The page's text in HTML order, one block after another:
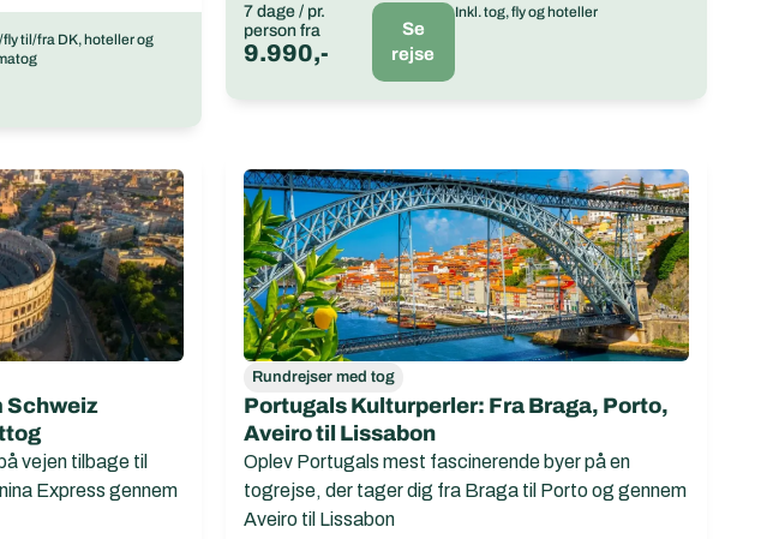
fly til/fra DK, hoteller og
7 dage / pr.
person fra
9.990,-
Se
rejse
Inkl. tog, fly og hoteller
Schweiz
vejen tilbage til
Express gennem
Rundrejser med tog
Portugals Kulturperler: Fra Braga, Porto,
Aveiro til Lissabon
Oplev Portugals mest fascinerende byer på en
togrejse, der tager dig fra Braga til Porto og gennem
Aveiro til Lissabon